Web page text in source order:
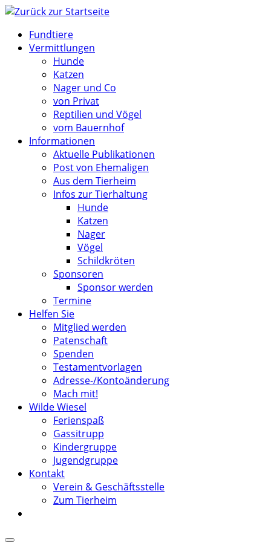
Zum
springenFundtiere
Vermittlungen
Hunde
Katzen
Nager und Co
von Privat
Reptilien und Vögel
vom Bauernhof
Informationen
Aktuelle Publikationen
Post von Ehemaligen
Aus dem Tierheim
Infos zur Tierhaltung
Hunde
Katzen
Nager
Vögel
Schildkröten
Sponsoren
Sponsor werden
Termine
Helfen Sie
Mitglied werden
Patenschaft
Spenden
Testamentvorlagen
Adresse-/Kontoänderung
Mach mit!
Wilde Wiesel
Ferienspaß
Gassitrupp
Kindergruppe
Jugendgruppe
Kontakt
Verein & Geschäftsstelle
Zum Tierheim